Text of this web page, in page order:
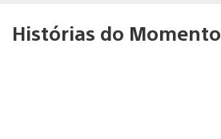
Histórias do Momento